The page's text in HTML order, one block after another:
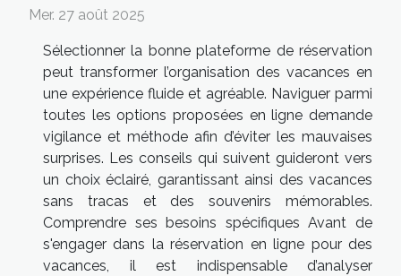
Mer. 27 août 2025
Sélectionner la bonne plateforme de réservation
peut transformer l’organisation des vacances en
une expérience fluide et agréable. Naviguer parmi
toutes les options proposées en ligne demande
vigilance et méthode afin d’éviter les mauvaises
surprises. Les conseils qui suivent guideront vers
un choix éclairé, garantissant ainsi des vacances
sans tracas et des souvenirs mémorables.
Comprendre ses besoins spécifiques Avant de
s'engager dans la réservation en ligne pour des
vacances, il est indispensable d’analyser